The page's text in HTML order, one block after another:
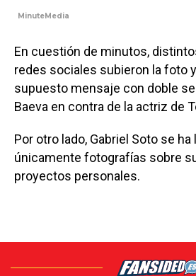
MinuteMedia
En cuestión de minutos,
redes sociales subieron la foto
supuesto mensaje con doble
Baeva en contra de la actriz de
Por otro lado, Gabriel Soto se
únicamente fotografías sobre
proyectos personales.